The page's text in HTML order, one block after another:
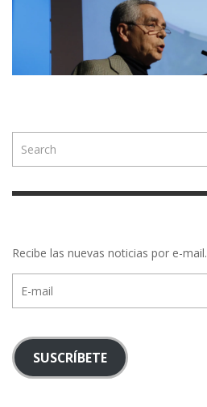
Recibe las nuevas noticias por e-mail.
mail
SUSCRÍBETE